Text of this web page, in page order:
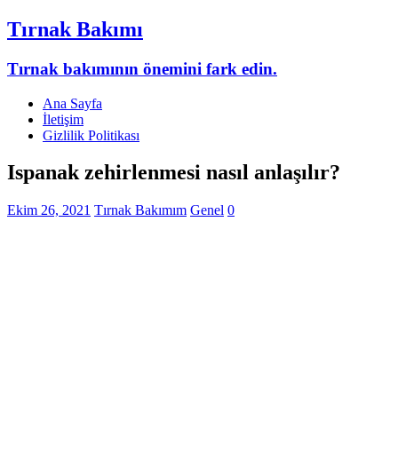
Tırnak Bakımı
Tırnak bakımının önemini fark edin.
Ana Sayfa
İletişim
Gizlilik Politikası
Ispanak zehirlenmesi nasıl anlaşılır?
Ekim 26, 2021 Tırnak Bakımım Genel 0